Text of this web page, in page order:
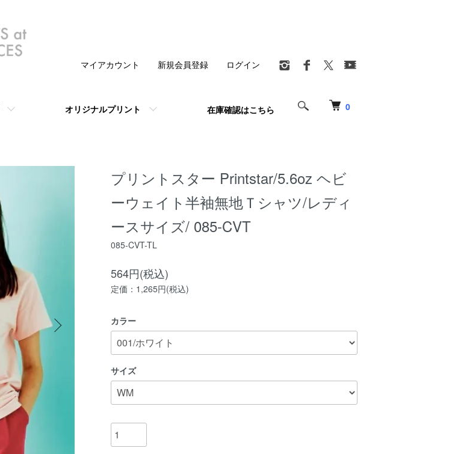
0
オリジナルプリント 在庫確認はこちら
マイアカウント 新規会員登録 ログイン
プリントスター Printstar/5.6oz ヘビ
ーウェイト半袖無地Ｔシャツ/レディ
ースサイズ/ 085-CVT
085-CVT-TL
564円(税込)
定価：1,265円(税込)
カラー
サイズ